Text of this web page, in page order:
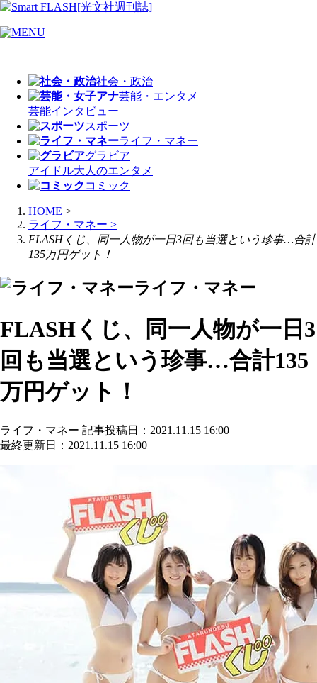
社会・政治
芸能・エンタメ
芸能インタビュー
スポーツ
ライフ・マネー
グラビア
アイドル大人のエンタメ
コミック
HOME >
ライフ・マネー >
FLASHくじ、同一人物が一日3回も当選という珍事…合計
135万円ゲット！
ライフ・マネー
FLASHくじ、同一人物が一日3
回も当選という珍事…合計135
万円ゲット！
ライフ・マネー 記事投稿日：2021.11.15 16:00
最終更新日：2021.11.15 16:00